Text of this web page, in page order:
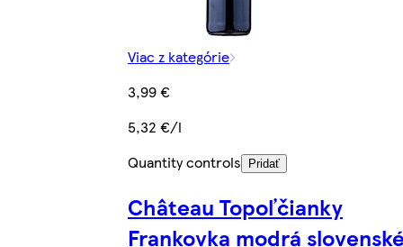
Viac z kategórie
3,99 €
5,32 €/l
Quantity controls
Pridať
Château Topoľčianky
Frankovka modrá